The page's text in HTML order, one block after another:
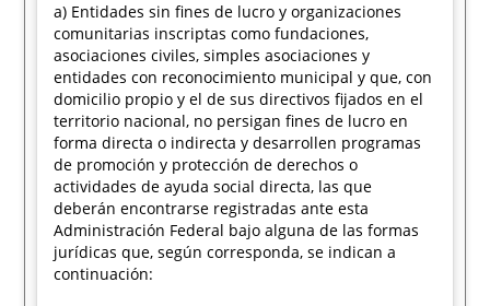
a) Entidades sin fines de lucro y organizaciones
comunitarias inscriptas como fundaciones,
asociaciones civiles, simples asociaciones y
entidades con reconocimiento municipal y que, con
domicilio propio y el de sus directivos fijados en el
territorio nacional, no persigan fines de lucro en
forma directa o indirecta y desarrollen programas
de promoción y protección de derechos o
actividades de ayuda social directa, las que
deberán encontrarse registradas ante esta
Administración Federal bajo alguna de las formas
jurídicas que, según corresponda, se indican a
continuación: